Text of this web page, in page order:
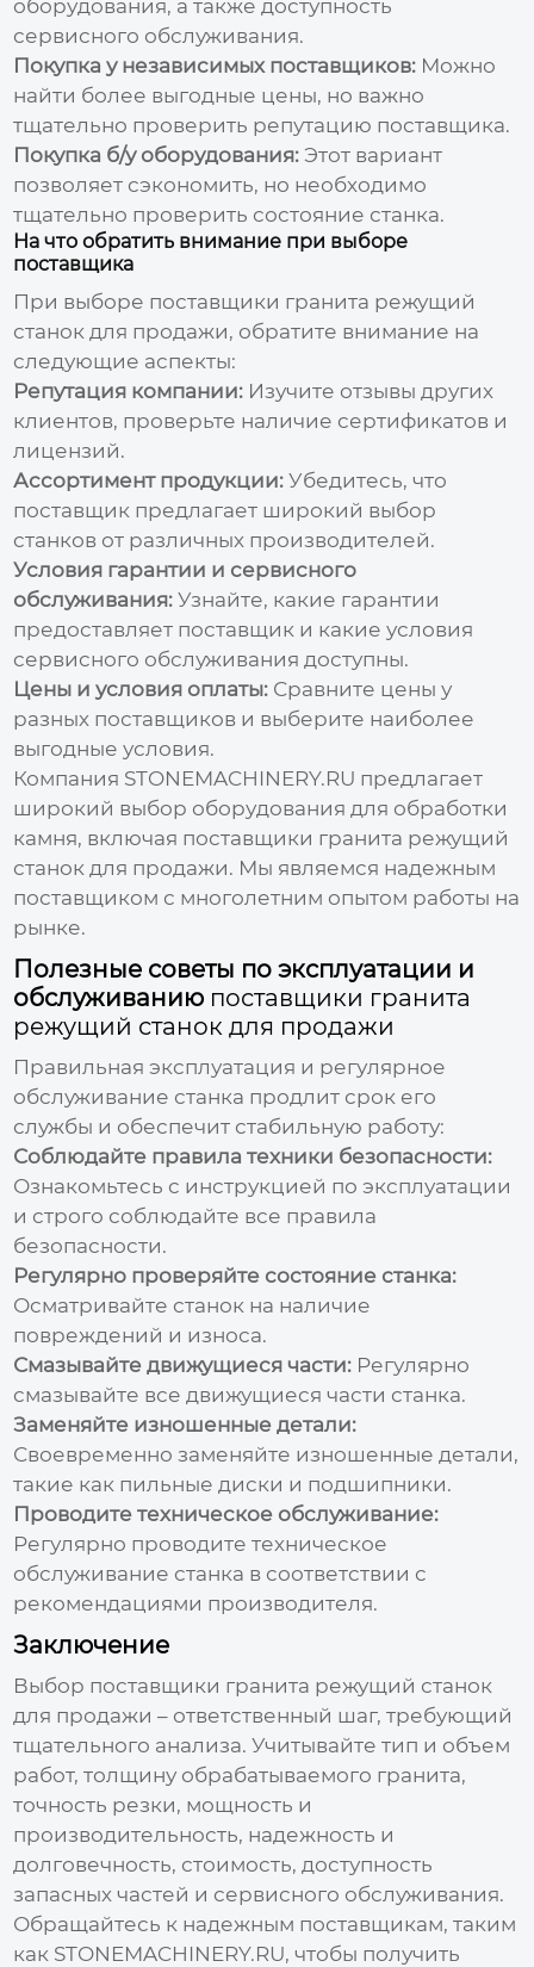
оборудования, а также доступность
сервисного обслуживания.
Покупка у независимых поставщиков: Можно
найти более выгодные цены, но важно
тщательно проверить репутацию поставщика.
Покупка б/у оборудования: Этот вариант
позволяет сэкономить, но необходимо
тщательно проверить состояние станка.
На что обратить внимание при выборе
поставщика
При выборе поставщики гранита режущий
станок для продажи, обратите внимание на
следующие аспекты:
Репутация компании: Изучите отзывы других
клиентов, проверьте наличие сертификатов и
лицензий.
Ассортимент продукции: Убедитесь, что
поставщик предлагает широкий выбор
станков от различных производителей.
Условия гарантии и сервисного
обслуживания: Узнайте, какие гарантии
предоставляет поставщик и какие условия
сервисного обслуживания доступны.
Цены и условия оплаты: Сравните цены у
разных поставщиков и выберите наиболее
выгодные условия.
Компания STONEMACHINERY.RU предлагает
широкий выбор оборудования для обработки
камня, включая поставщики гранита режущий
станок для продажи. Мы являемся надежным
поставщиком с многолетним опытом работы на
рынке.
Полезные советы по эксплуатации и
обслуживанию поставщики гранита
режущий станок для продажи
Правильная эксплуатация и регулярное
обслуживание станка продлит срок его
службы и обеспечит стабильную работу:
Соблюдайте правила техники безопасности:
Ознакомьтесь с инструкцией по эксплуатации
и строго соблюдайте все правила
безопасности.
Регулярно проверяйте состояние станка:
Осматривайте станок на наличие
повреждений и износа.
Смазывайте движущиеся части: Регулярно
смазывайте все движущиеся части станка.
Заменяйте изношенные детали:
Своевременно заменяйте изношенные детали,
такие как пильные диски и подшипники.
Проводите техническое обслуживание:
Регулярно проводите техническое
обслуживание станка в соответствии с
рекомендациями производителя.
Заключение
Выбор поставщики гранита режущий станок
для продажи – ответственный шаг, требующий
тщательного анализа. Учитывайте тип и объем
работ, толщину обрабатываемого гранита,
точность резки, мощность и
производительность, надежность и
долговечность, стоимость, доступность
запасных частей и сервисного обслуживания.
Обращайтесь к надежным поставщикам, таким
как STONEMACHINERY.RU, чтобы получить